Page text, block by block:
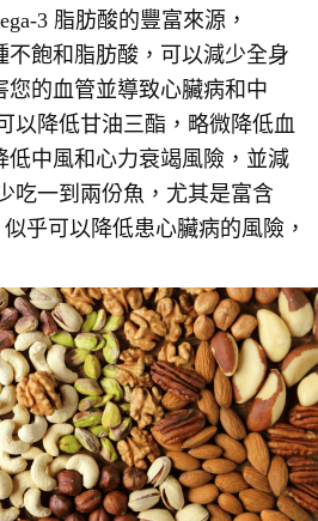
3 脂肪酸的豐富來源，
不飽和脂肪酸，可以減少全身
您的血管並導致心臟病和中
以降低甘油三酯，略微降低血
低中風和心力衰竭風險，並減
吃一到兩份魚，尤其是富含
乎可以降低患心臟病的風險，